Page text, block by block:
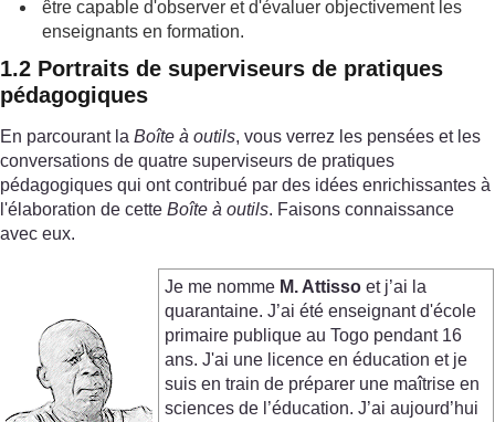
être capable d'observer et d'évaluer objectivement les
enseignants en formation.
1.2 Portraits de superviseurs de pratiques
pédagogiques
En parcourant la Boîte à outils, vous verrez les pensées et les
conversations de quatre superviseurs de pratiques
pédagogiques qui ont contribué par des idées enrichissantes à
l'élaboration de cette Boîte à outils. Faisons connaissance
avec eux.
Je me nomme M. Attisso et j’ai la
quarantaine. J’ai été enseignant d'école
primaire publique au Togo pendant 16
ans. J'ai une licence en éducation et je
suis en train de préparer une maîtrise en
sciences de l’éducation. J’ai aujourd’hui